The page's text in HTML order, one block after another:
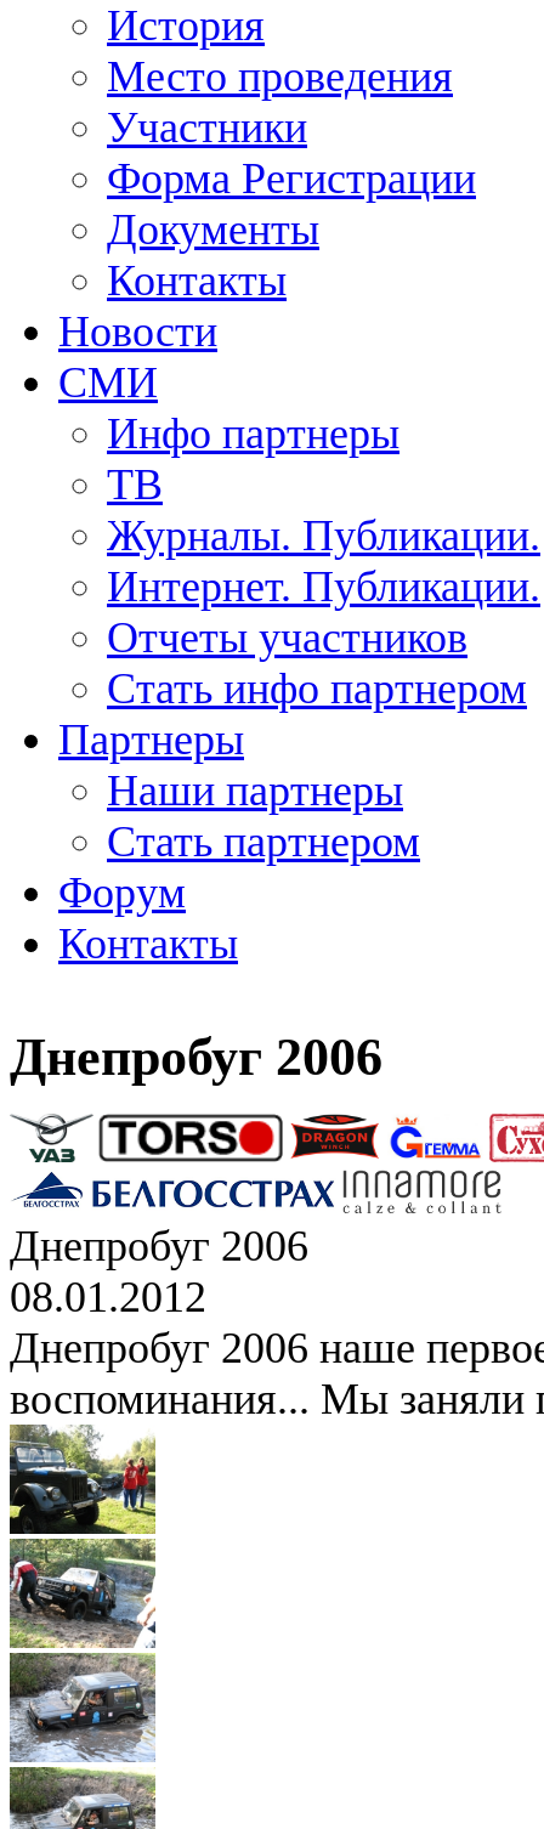
История
Место проведения
Участники
Форма Регистрации
Документы
Контакты
Новости
СМИ
Инфо партнеры
ТВ
Журналы. Публикации.
Интернет. Публикации.
Отчеты участников
Стать инфо партнером
Партнеры
Наши партнеры
Стать партнером
Форум
Контакты
Днепробуг 2006
Днепробуг 2006
08.01.2012
Днепробуг 2006 наше
воспоминания... Мы заняли